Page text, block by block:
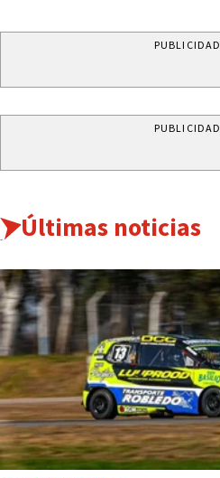
PUBLICIDAD
PUBLICIDAD
Últimas noticias